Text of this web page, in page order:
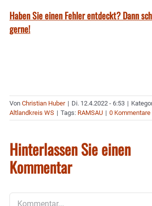
Haben Sie einen Fehler entdeckt? Dann
gerne!
Von Christian Huber | Di. 12.4.2022 - 6:53 |
Altlandkreis WS | Tags: RAMSAU | 0 Kommentare
Hinterlassen Sie einen
Kommentar